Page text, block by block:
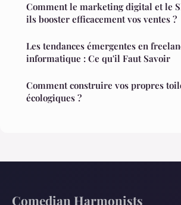
Comment le marketing digital et le
ils booster efficacement vos ventes ?
Les tendances émergentes en
informatique : Ce qu'il Faut Savoir
Comment construire vos propres
écologiques ?
Comedian Harmonists